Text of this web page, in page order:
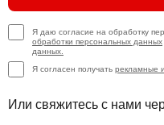
Я даю согласие на обработку
обработки персональных данных
данных.
Я согласен получать рекламные
Или свяжитесь с нами